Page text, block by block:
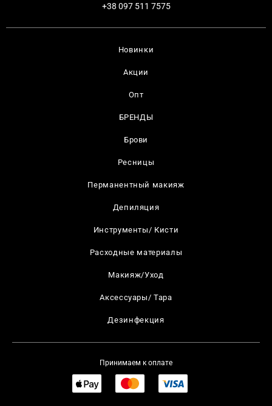
Новинки
Акции
Опт
БРЕНДЫ
Брови
Ресницы
Перманентный макияж
Депиляция
Инструменты/ Кисти
Расходные материалы
Макияж/Уход
Аксессуары/ Тара
Дезинфекция
+38 097 511 7575
Принимаем к оплате